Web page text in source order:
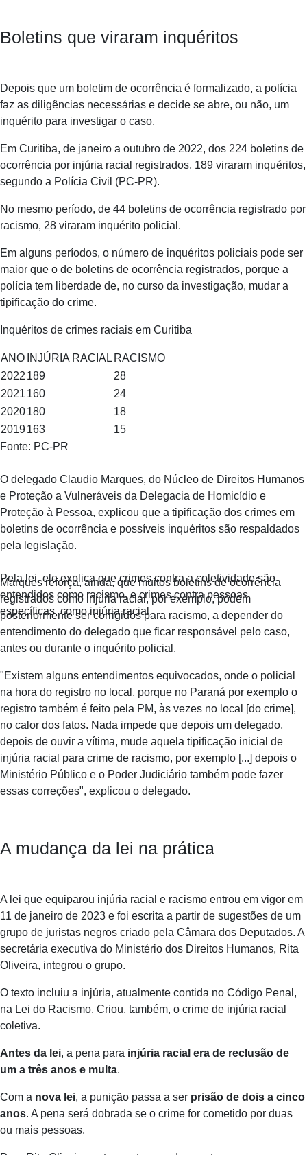
Boletins que viraram inquéritos
Depois que um boletim de ocorrência é formalizado, a polícia
faz as diligências necessárias e decide se abre, ou não, um
inquérito para investigar o caso.
Em Curitiba, de janeiro a outubro de 2022, dos 224 boletins de
ocorrência por injúria racial registrados, 189 viraram inquéritos,
segundo a Polícia Civil (PC-PR).
No mesmo período, de 44 boletins de ocorrência registrado por
racismo, 28 viraram inquérito policial.
Em alguns períodos, o número de inquéritos policiais pode ser
maior que o de boletins de ocorrência registrados, porque a
polícia tem liberdade de, no curso da investigação, mudar a
tipificação do crime.
Inquéritos de crimes raciais em Curitiba
ANO INJÚRIA RACIAL RACISMO
2022 189
28
2021 160
24
2020180
18
2019163
15
Fonte: PC-PR
O delegado Claudio Marques, do Núcleo de Direitos Humanos
e Proteção a Vulneráveis da Delegacia de Homicídio e
Proteção à Pessoa, explicou que a tipificação dos crimes em
boletins de ocorrência e possíveis inquéritos são respaldados
pela legislação.
Pela lei, ele explica que crimes contra a coletividade são
entendidos como racismo, e crimes contra pessoas
específicas, como injúria racial.
Marques reforça, ainda, que muitos boletins de ocorrência
registrados como injúria racial, por exemplo, podem
posteriormente ser corrigidos para racismo, a depender do
entendimento do delegado que ficar responsável pelo caso,
antes ou durante o inquérito policial.
"Existem alguns entendimentos equivocados, onde o policial
na hora do registro no local, porque no Paraná por exemplo o
registro também é feito pela PM, às vezes no local [do crime],
no calor dos fatos. Nada impede que depois um delegado,
depois de ouvir a vítima, mude aquela tipificação inicial de
injúria racial para crime de racismo, por exemplo [...] depois o
Ministério Público e o Poder Judiciário também pode fazer
essas correções", explicou o delegado.
A mudança da lei na prática
A lei que equiparou injúria racial e racismo entrou em vigor em
11 de janeiro de 2023 e foi escrita a partir de sugestões de um
grupo de juristas negros criado pela Câmara dos Deputados. A
secretária executiva do Ministério dos Direitos Humanos, Rita
Oliveira, integrou o grupo.
O texto incluiu a injúria, atualmente contida no Código Penal,
na Lei do Racismo. Criou, também, o crime de injúria racial
coletiva.
Antes da lei, a pena para injúria racial era de reclusão de
um a três anos e multa.
Com a nova lei, a punição passa a ser prisão de dois a cinco
anos. A pena será dobrada se o crime for cometido por duas
ou mais pessoas.